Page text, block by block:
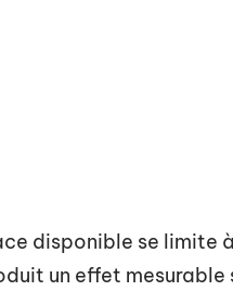
disponible se limite
un effet